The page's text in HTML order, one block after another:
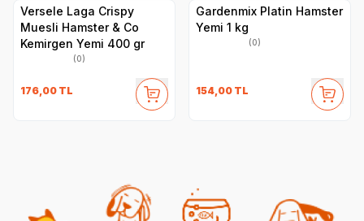
Versele Laga Crispy
Muesli Hamster & Co
Kemirgen Yemi 400 gr
(0)
176,00 TL
Gardenmix Platin Hamster
Yemi 1 kg
(0)
154,00 TL